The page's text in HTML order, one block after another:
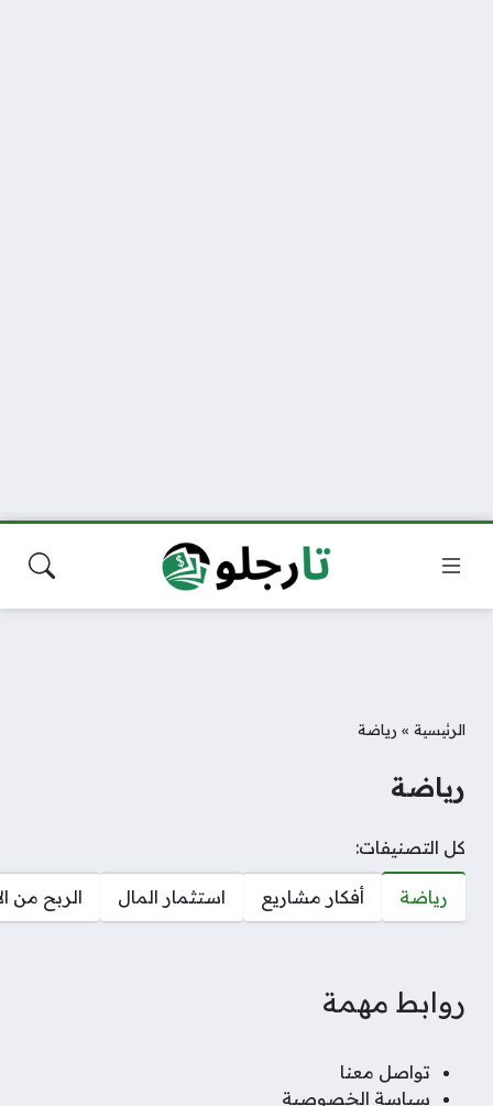
الرئيسية » رياضة
رياضة
كل التصنيفات:
أفكار مشاريع استثمار المال الربح من رياضة
روابط مهمة
تواصل معنا
سياسة الخصوصية